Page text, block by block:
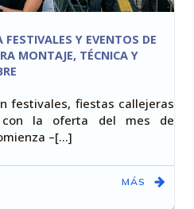
Y EVENTOS DE
MONTAJE, TÉCNICA Y
festivales, fiestas callejeras
la oferta del mes de
–[…]
MÁS